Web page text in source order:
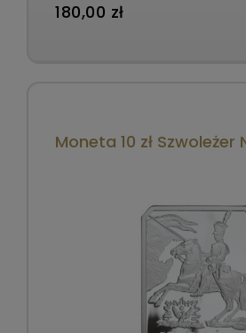
180,00 zł
Moneta 10 zł Szwoleżer